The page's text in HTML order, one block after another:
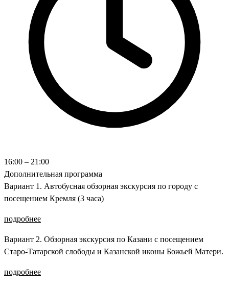
16:00 – 21:00
Дополнительная программа
Вариант 1. Автобусная обзорная экскурсия по городу с
посещением Кремля (3 часа)
подробнее
Вариант 2. Обзорная экскурсия по Казани с посещением
Старо-Татарской слободы и Казанской иконы Божьей Матери.
подробнее